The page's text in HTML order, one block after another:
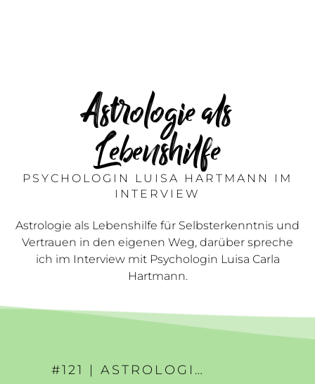
Astrologie als
Lebenshilfe
PSYCHOLOGIN LUISA HARTMANN IM
INTERVIEW
Astrologie als Lebenshilfe für Selbsterkenntnis und
Vertrauen in den eigenen Weg, darüber spreche
ich im Interview mit Psychologin Luisa Carla
Hartmann.
#121 | ASTROLOGIE ALS LEBENSHILFE